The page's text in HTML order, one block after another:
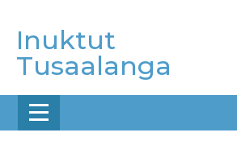
contenu
principal
Inuktut
Tusaalanga